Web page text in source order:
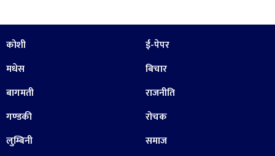
कोशी
मधेस
बागमती
गण्डकी
लुम्बिनी
ई-पेपर
बिचार
राजनीति
रोचक
समाज